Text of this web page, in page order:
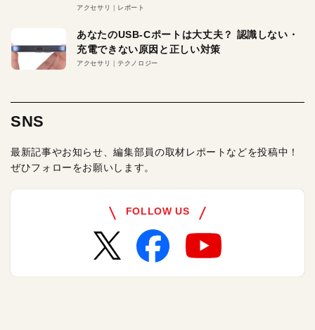
アクセサリ レポート
あなたのUSB-Cポートは大丈夫？ 認識しない・
充電できない原因と正しい対策
アクセサリ テクノロジー
SNS
最新記事やお知らせ、編集部員の取材レポートなどを投稿中！
ぜひフォローをお願いします。
FOLLOW US